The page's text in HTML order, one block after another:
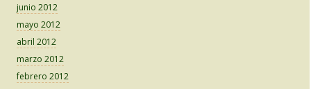
junio 2012
mayo 2012
abril 2012
marzo 2012
febrero 2012